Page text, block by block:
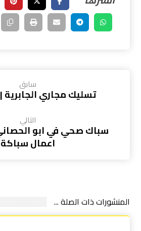
سابق
تسليك مجاري الجابرية |55521593
التالي
اعمال سباكة
المنشورات ذات الصلة ...